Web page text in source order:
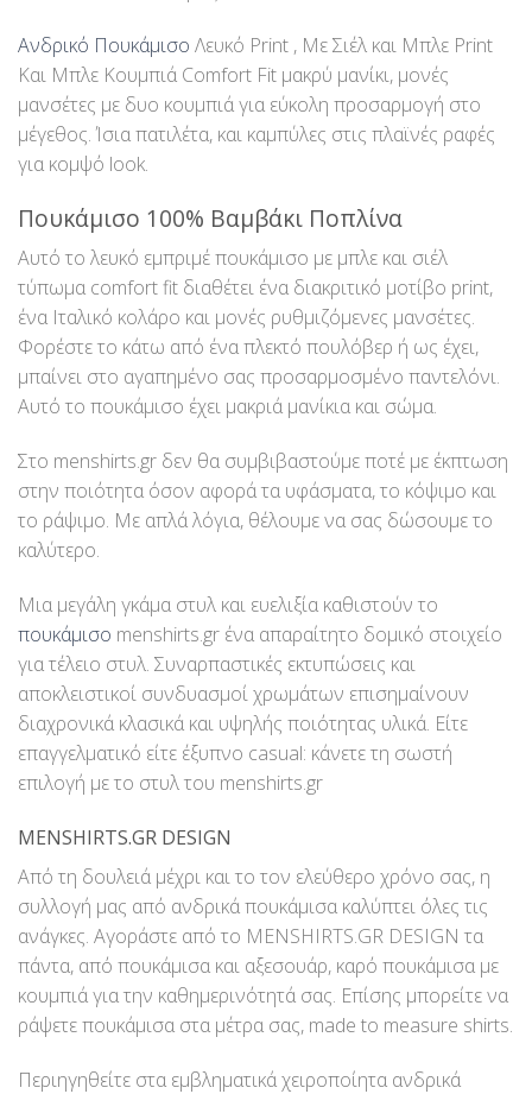
Ανδρικό Πουκάμισο Λευκό Print , Με Σιέλ και Μπλε Print
Και Μπλε Κουμπιά Comfort Fit μακρύ μανίκι, μονές
μανσέτες με δυο κουμπιά για εύκολη προσαρμογή στο
μέγεθος. Ίσια πατιλέτα, και καμπύλες στις πλαϊνές ραφές
για κομψό look.
Πουκάμισο 100% Βαμβάκι Ποπλίνα
Αυτό το λευκό εμπριμέ πουκάμισο με μπλε και σιέλ
τύπωμα comfort fit διαθέτει ένα διακριτικό μοτίβο print,
ένα Ιταλικό κολάρο και μονές ρυθμιζόμενες μανσέτες.
Φορέστε το κάτω από ένα πλεκτό πουλόβερ ή ως έχει,
μπαίνει στο αγαπημένο σας προσαρμοσμένο παντελόνι.
Αυτό το πουκάμισο έχει μακριά μανίκια και σώμα.
Στο menshirts.gr δεν θα συμβιβαστούμε ποτέ με έκπτωση
στην ποιότητα όσον αφορά τα υφάσματα, το κόψιμο και
το ράψιμο. Με απλά λόγια, θέλουμε να σας δώσουμε το
καλύτερο.
Μια μεγάλη γκάμα στυλ και ευελιξία καθιστούν το
πουκάμισο menshirts.gr ένα απαραίτητο δομικό στοιχείο
για τέλειο στυλ. Συναρπαστικές εκτυπώσεις και
αποκλειστικοί συνδυασμοί χρωμάτων επισημαίνουν
διαχρονικά κλασικά και υψηλής ποιότητας υλικά. Είτε
επαγγελματικό είτε έξυπνο casual: κάνετε τη σωστή
επιλογή με το στυλ του menshirts.gr
MENSHIRTS.GR DESIGN
Από τη δουλειά μέχρι και το τον ελεύθερο χρόνο σας, η
συλλογή μας από ανδρικά πουκάμισα καλύπτει όλες τις
ανάγκες. Αγοράστε από το MENSHIRTS.GR DESIGN τα
πάντα, από πουκάμισα και αξεσουάρ, καρό πουκάμισα με
κουμπιά για την καθημερινότητά σας. Επίσης μπορείτε να
ράψετε πουκάμισα στα μέτρα σας, made to measure shirts.
Περιηγηθείτε στα εμβληματικά χειροποίητα ανδρικά